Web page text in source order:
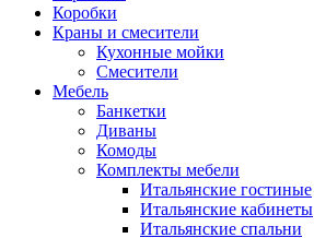
Коробки
Краны и смесители
Кухонные мойки
Смесители
Мебель
Банкетки
Диваны
Комоды
Комплекты мебели
Итальянские гостиные
Итальянские кабинеты
Итальянские спальни